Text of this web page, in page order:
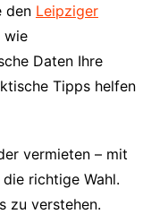
den Leipziger
wie
Daten Ihre
Tipps helfen
vermieten – mit
richtige Wahl.
zu verstehen.